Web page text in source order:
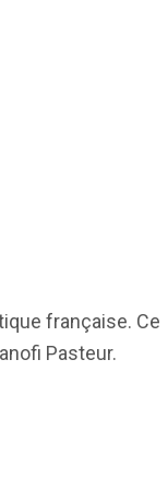
française. Ce
Pasteur.